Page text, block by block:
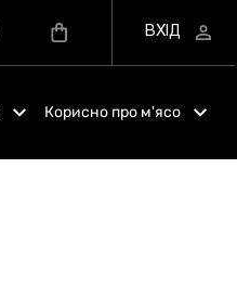
Корисно про м'ясо